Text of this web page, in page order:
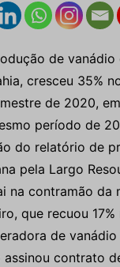
de vanádio
cresceu 35%
de 2020,
período de
do relatório de
pela Largo
na contramão da
que recuou
de
assinou contrato